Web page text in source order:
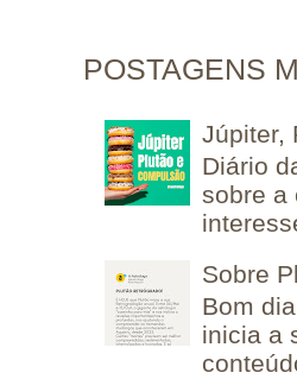
POSTAGENS
Júpiter,
Diário
sobre a
Sobre
Bom
inicia a